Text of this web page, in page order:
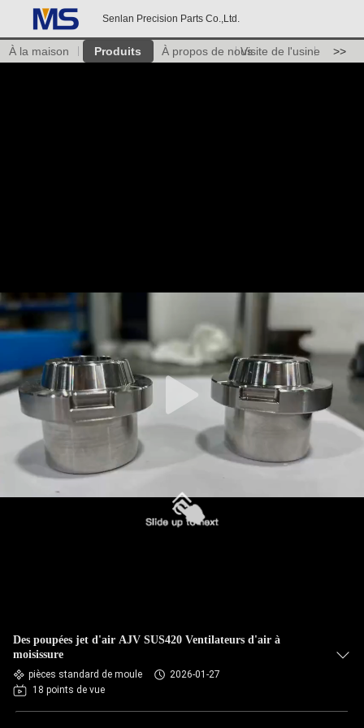
Senlan Precision Parts Co.,Ltd.
À la maison Produits À propos de nousVisite de l'usine >>
Des poupées jet d'air AJV SUS420 Ventilateurs d'air à
moisissure
pièces standard de moule
2026-01-27
18 points de vue